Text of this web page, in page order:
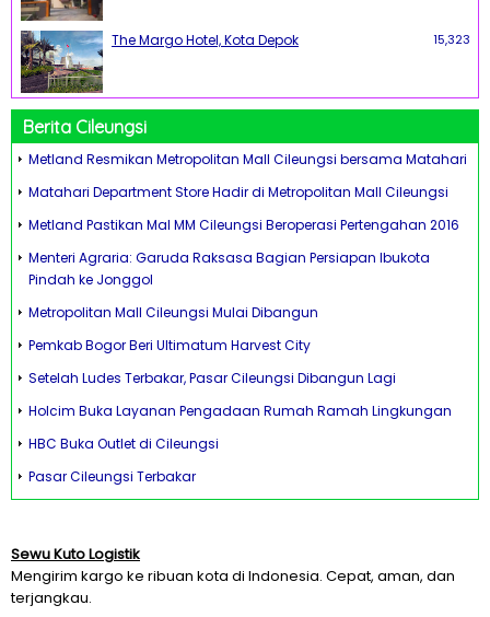
The Margo Hotel, Kota Depok 15,323
Berita Cileungsi
Metland Resmikan Metropolitan Mall Cileungsi bersama Matahari
Matahari Department Store Hadir di Metropolitan Mall Cileungsi
Metland Pastikan Mal MM Cileungsi Beroperasi Pertengahan 2016
Menteri Agraria: Garuda Raksasa Bagian Persiapan Ibukota
Pindah ke Jonggol
Metropolitan Mall Cileungsi Mulai Dibangun
Pemkab Bogor Beri Ultimatum Harvest City
Setelah Ludes Terbakar, Pasar Cileungsi Dibangun Lagi
Holcim Buka Layanan Pengadaan Rumah Ramah Lingkungan
HBC Buka Outlet di Cileungsi
Pasar Cileungsi Terbakar
Sewu Kuto Logistik
Mengirim kargo ke ribuan kota di Indonesia. Cepat, aman, dan
terjangkau.